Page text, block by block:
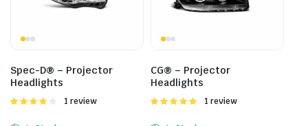
Spec-D® – Projector
Headlights
Valorado
de 5
1 review
CG® – Projector
Headlights
Valorado
5
1 review